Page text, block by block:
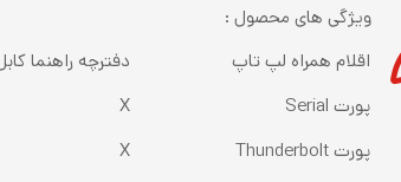
ویژگی های محصول :
اقلام همراه لپ تاپ
دفترچه راهنما
پورت Serial
X
پورت Thunderbolt
X